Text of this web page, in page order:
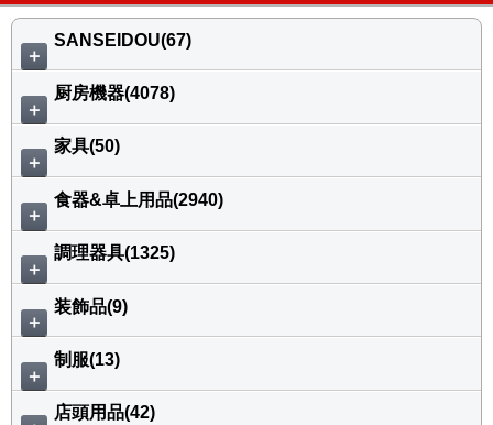
＋
SANSEIDOU(67)
＋
厨房機器(4078)
＋
家具(50)
＋
食器&卓上用品(2940)
＋
調理器具(1325)
＋
装飾品(9)
＋
制服(13)
店頭用品(42)